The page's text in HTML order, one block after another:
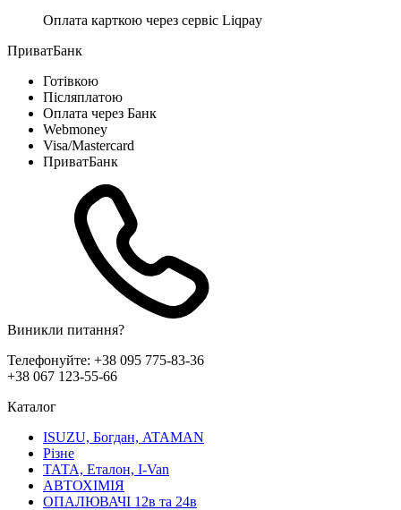
Оплата карткою через сервіс Liqpay
ПриватБанк
Готівкою
Післяплатою
Оплата через Банк
Webmoney
Visa/Mastercard
ПриватБанк
Виникли питання?
Телефонуйте: +38 095 775-83-36
+38 067 123-55-66
Каталог
ISUZU, Богдан, ATAMAN
Різне
ТАТА, Еталон, I-Van
АВТОХІМІЯ
ОПАЛЮВАЧІ 12в та 24в